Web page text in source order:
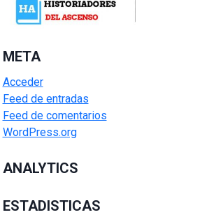
META
Acceder
Feed de entradas
Feed de comentarios
WordPress.org
ANALYTICS
ESTADISTICAS